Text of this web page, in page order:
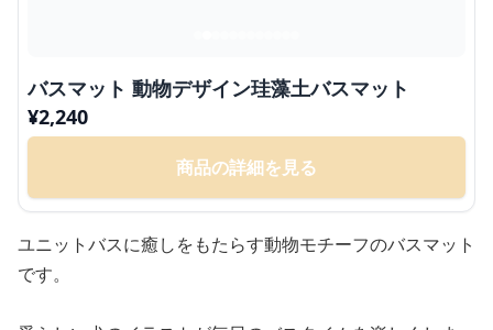
バスマット 動物デザイン珪藻土バスマット
¥2,240
商品の詳細を見る
ユニットバスに癒しをもたらす動物モチーフのバスマット
です。